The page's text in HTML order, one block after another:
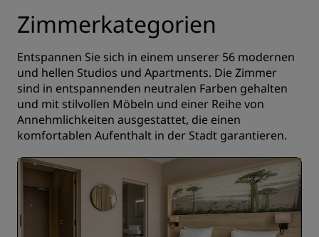
Zimmerkategorien
Entspannen Sie sich in einem unserer 56 modernen
und hellen Studios und Apartments. Die Zimmer
sind in entspannenden neutralen Farben gehalten
und mit stilvollen Möbeln und einer Reihe von
Annehmlichkeiten ausgestattet, die einen
komfortablen Aufenthalt in der Stadt garantieren.